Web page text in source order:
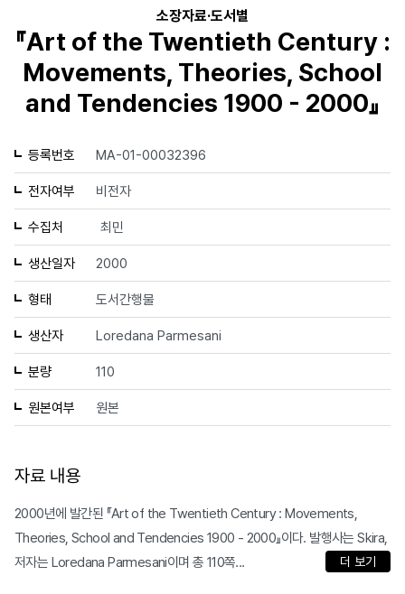
소장자료·도서별
『Art of the Twentieth Century :
Movements, Theories, School
and Tendencies 1900 - 2000』
등록번호 MA-01-00032396
전자여부 비전자
수집처 최민
생산일자 2000
형태 도서간행물
생산자 Loredana Parmesani
분량 110
원본여부 원본
자료 내용
2000년에 발간된 『Art of the Twentieth Century : Movements,
Theories, School and Tendencies 1900 - 2000』이다. 발행사는 Skira,
저자는 Loredana Parmesani이며 총 110쪽...
더 보기